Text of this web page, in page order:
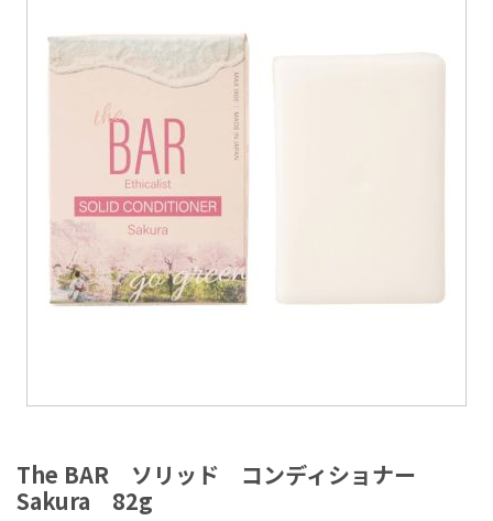
The BAR ソリッド コンディショナー
Sakura 82g
メ
ー
ジ